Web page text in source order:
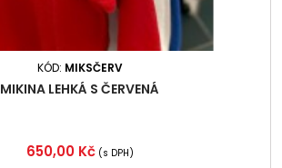
KÓD: MIKSČERV
MIKINA LEHKÁ S ČERVENÁ
Cena
650,00 Kč (s DPH)